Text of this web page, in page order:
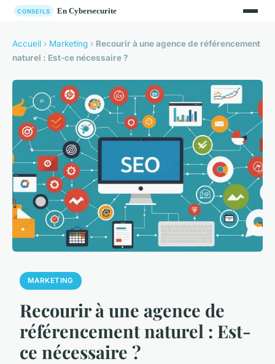
Accueil › Marketing › Recourir à une agence de référencement
naturel : Est-ce nécessaire ?
MARKETING
Recourir à une agence de
référencement naturel : Est-
ce nécessaire ?